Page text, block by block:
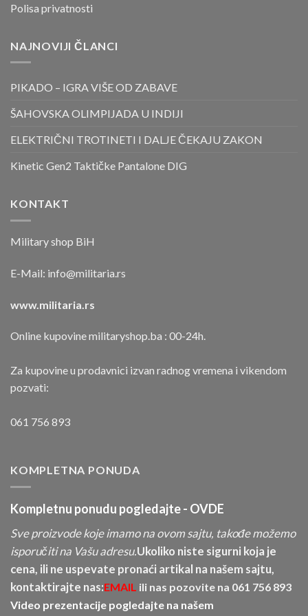
Polisa privatnosti
NAJNOVIJI ČLANCI
PIKADO – IGRA VIŠE OD ZABAVE
ŠAHOVSKA OLIMPIJADA U INDIJI
ELEKTRIČNI TROTINETI I DALJE ČEKAJU ZAKON
Kinetic Gen2 Taktičke Pantalone DIG
KONTAKT
Military shop BiH
E-Mail: info@militaria.rs
www.militaria.rs
Online kupovine militaryshop.ba : 00-24h.
Za kupovine u prodavnici izvan radnog vremena i vikendom
pozvati:
061 756 893
KOMPLETNA PONUDA
Kompletnu ponudu pogledajte - OVDE
Sve proizvode koje imamo na ovom sajtu, takođe možemo
isporučiti na Vašu adresu.Ukoliko niste sigurni koja je
cena, ili ne uspevate pronaći artikal na našem sajtu,
kontaktirajte nas:EMAIL ili nas pozovite na 061 756 893
Video prezentacije pogledajte na našem